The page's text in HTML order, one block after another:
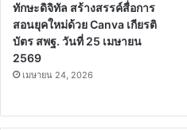
ทักษะดิจิทัล สร้างสรรค์สื่อการ
สอนยุคใหม่ด้วย Canva เกียรติ
บัตร สพฐ. วันที่ 25 เมษายน
2569
เมษายน 24, 2026